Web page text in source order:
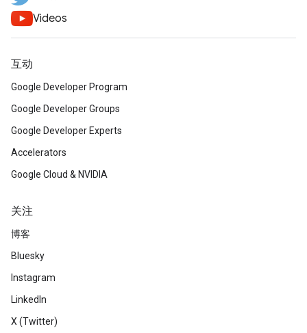
Videos
互动
Google Developer Program
Google Developer Groups
Google Developer Experts
Accelerators
Google Cloud & NVIDIA
关注
博客
Bluesky
Instagram
LinkedIn
X (Twitter)